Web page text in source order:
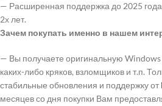
— Расширенная поддержка до 2025
2х лет.
Зачем покупать именно в нашем
— Вы получаете оригинальную Windows
каких-либо кряков, взломщиков и т.п.
стабильные обновления и поддержку от
месяцев со дня покупки Вам